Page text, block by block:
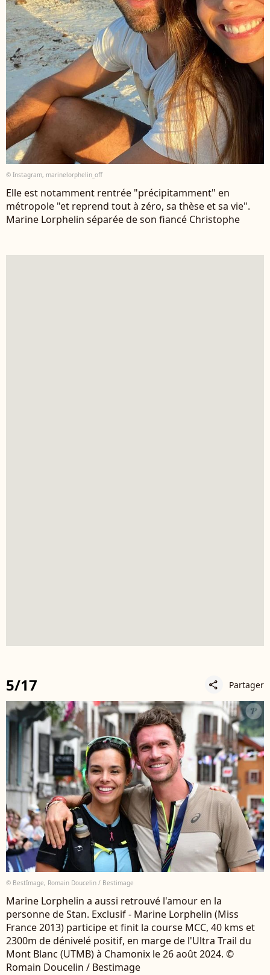
© Instagram, marinelorphelin_off
Elle est notamment rentrée "précipitamment" en
métropole "et reprend tout à zéro, sa thèse et sa vie".
Marine Lorphelin séparée de son fiancé Christophe
5/17 share Partager
© BestImage, Romain Doucelin / Bestimage
Marine Lorphelin a aussi retrouvé l'amour en la
personne de Stan. Exclusif - Marine Lorphelin (Miss
France 2013) participe et finit la course MCC, 40 kms et
2300m de dénivelé positif, en marge de l'Ultra Trail du
Mont Blanc (UTMB) à Chamonix le 26 août 2024. ©
Romain Doucelin / Bestimage